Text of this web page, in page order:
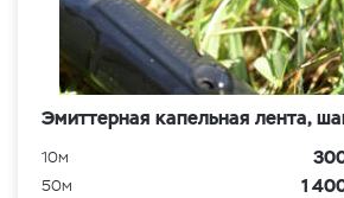
Эмиттерная капельная лента,
10м
50м 1